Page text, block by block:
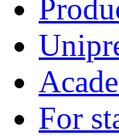
For